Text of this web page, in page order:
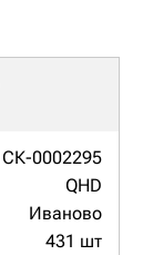
СК-0002295
QHD
Иваново
431 шт